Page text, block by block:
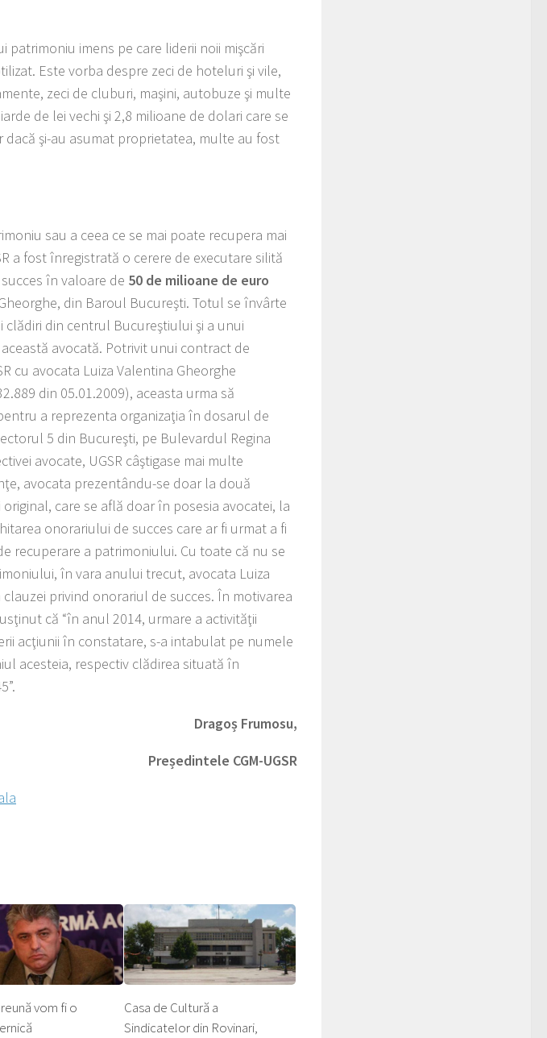
imens pe care liderii noii mişcări
Este vorba despre zeci de hoteluri şi vile,
zeci de cluburi, maşini, autobuze şi multe
de lei vechi şi 2,8 milioane de dolari care se
dacă şi-au asumat proprietatea, multe au fost
sau a ceea ce se mai poate recupera mai
a fost înregistrată o cerere de executare silită
în valoare de 50 de milioane de euro
din Baroul Bucureşti. Totul se învârte
din centrul Bucureştiului şi a unui
avocată. Potrivit unui contract de
cu avocata Luiza Valentina Gheorghe
din 05.01.2009), aceasta urma să
a reprezenta organizaţia în dosarul de
5 din Bucureşti, pe Bulevardul Regina
avocate, UGSR câştigase mai multe
avocata prezentându-se doar la două
care se află doar în posesia avocatei, la
onorariului de succes care ar fi urmat a fi
recuperare a patrimoniului. Cu toate că nu se
în vara anului trecut, avocata Luiza
privind onorariul de succes. În motivarea
că “în anul 2014, urmare a activităţii
acţiunii în constatare, s-a intabulat pe numele
acesteia, respectiv clădirea situată în
Dragoș Frumosu,
Președintele CGM-UGSR
vom fi o
Casa de Cultură a
Sindicatelor din Rovinari,